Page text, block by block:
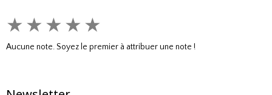
★ ★ ★ ★ ★
Aucune note. Soyez le premier à attribuer une note !